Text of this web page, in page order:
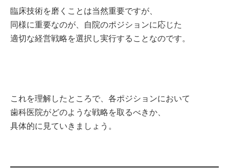
臨床技術を磨くことは当然重要ですが、
同様に重要なのが、自院のポジションに応じた
適切な経営戦略を選択し実行することなのです。
これを理解したところで、各ポジションにおいて
歯科医院がどのような戦略を取るべきか、
具体的に見ていきましょう。